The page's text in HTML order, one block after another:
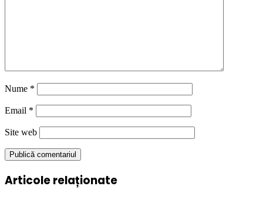
Nume *
Email *
Site web
Articole relaționate